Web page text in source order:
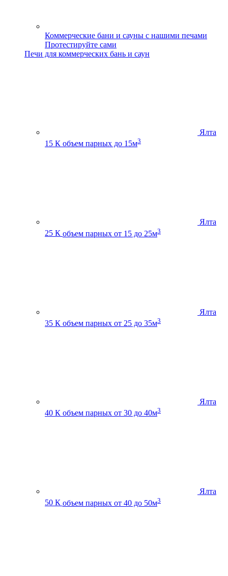
Коммерческие бани и сауны с нашими печами
Протестируйте сами
Печи для коммерческих бань и саун
Ялта
15 К объем парных до 15м3
Ялта
25 К объем парных от 15 до 25м3
Ялта
35 К объем парных от 25 до 35м3
Ялта
40 К объем парных от 30 до 40м3
Ялта
50 К объем парных от 40 до 50м3